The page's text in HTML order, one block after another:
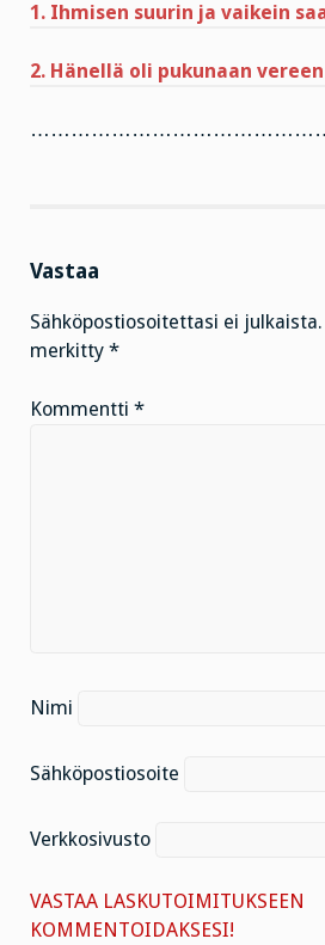
1. Ihmisen suurin ja vaikein
2. Hänellä oli pukunaan
Vastaa
Sähköpostiosoitettasi ei julkaista.
merkitty *
Kommentti *
Nimi
Sähköpostiosoite
Verkkosivusto
VASTAA LASKUTOIMITUKSEEN
KOMMENTOIDAKSESI!